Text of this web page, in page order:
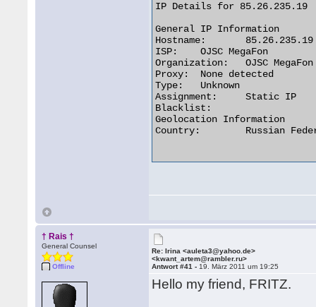
IP Details for 85.26.235.19
General IP Information
Hostname:	85.26.235.19
ISP:	OJSC MegaFon
Organization:	OJSC MegaFon
Proxy:	None detected
Type:	Unknown
Assignment:	Static IP
Blacklist:
Geolocation Information
Country:	Russian Federation
† Rais †
General Counsel
Offline
Re: Irina <auleta3@yahoo.de>
<kwant_artem@rambler.ru>
Antwort #41 - 19. März 2011 um 19:25
Hello my friend, FRITZ.